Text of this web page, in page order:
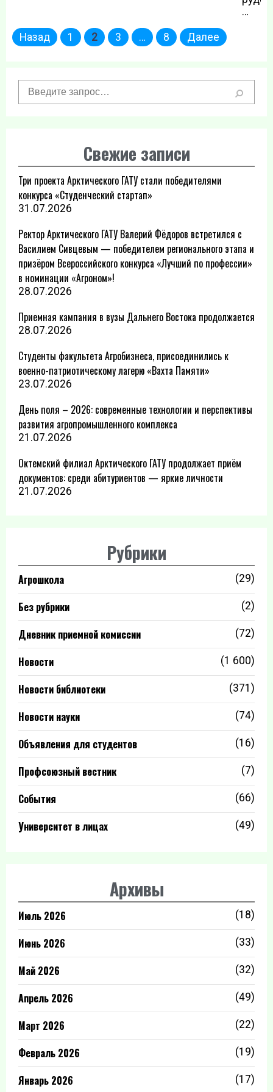
…
Пагинация
Назад 1 2 3 … 8 Далее
Свежие записи
Три проекта Арктического ГАТУ стали победителями
конкурса «Студенческий стартап»
31.07.2026
Ректор Арктического ГАТУ Валерий Фёдоров встретился с
Василием Сивцевым — победителем регионального этапа и
призёром Всероссийского конкурса «Лучший по профессии»
в номинации «Агроном»!
28.07.2026
Приемная кампания в вузы Дальнего Востока продолжается
28.07.2026
Студенты факультета Агробизнеса, присоединились к
военно-патриотическому лагерю «Вахта Памяти»
23.07.2026
День поля – 2026: современные технологии и перспективы
развития агропромышленного комплекса
21.07.2026
Октемский филиал Арктического ГАТУ продолжает приём
документов: среди абитуриентов — яркие личности
21.07.2026
Рубрики
Агрошкола (29)
Без рубрики (2)
Дневник приемной комиссии (72)
Новости (1 600)
Новости библиотеки (371)
Новости науки (74)
Объявления для студентов (16)
Профсоюзный вестник (7)
События (66)
Университет в лицах (49)
Архивы
Июль 2026 (18)
Июнь 2026 (33)
Май 2026 (32)
Апрель 2026 (49)
Март 2026 (22)
Февраль 2026 (19)
Январь 2026 (17)